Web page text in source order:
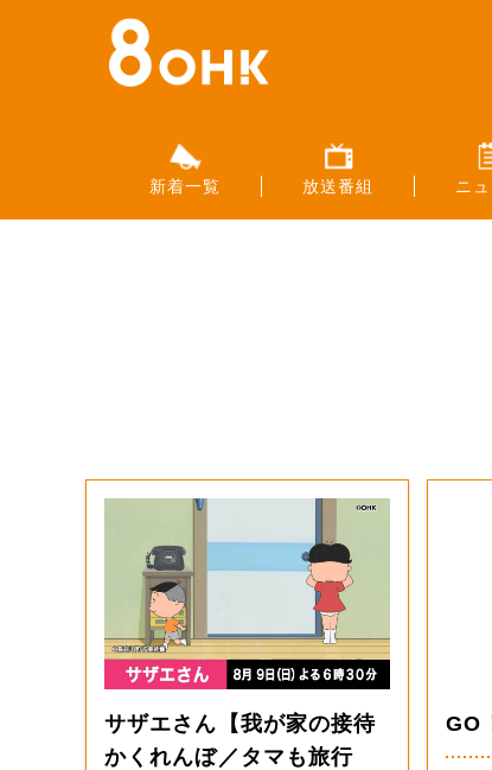
新着一覧 放送番組 ニ
サザエさん【我が家の接待
かくれんぼ／タマも旅行
GO